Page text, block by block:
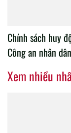
Chính sách huy
Công an nhân dân
Xem nhiều